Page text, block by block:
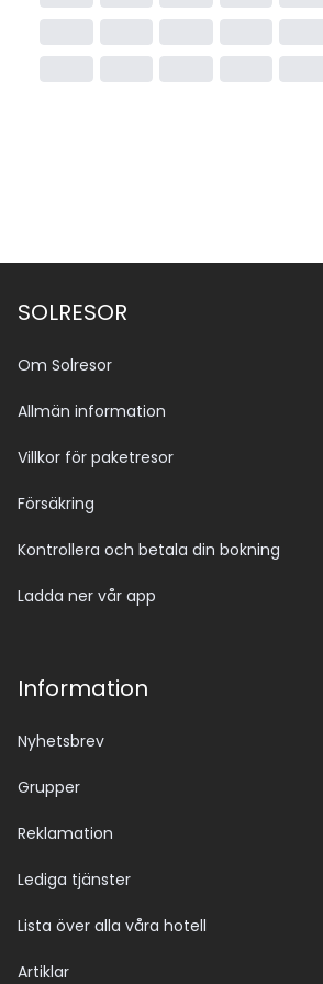
SOLRESOR
Om Solresor
Allmän information
Villkor för paketresor
Försäkring
Kontrollera och betala din bokning
Ladda ner vår app
Information
Nyhetsbrev
Grupper
Reklamation
Lediga tjänster
Lista över alla våra hotell
Artiklar